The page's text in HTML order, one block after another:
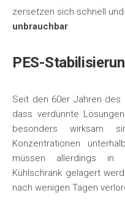
zersetzen sich schnell
unbrauchbar.
PES-
Seit den 60er Jahren des
dass verdünnte
besonders wirksam
Konzentrationen
müssen allerdings in
Kühlschrank gelagert
nach wenigen Tagen